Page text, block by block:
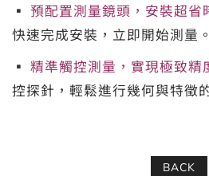
▪ 預配置測量鏡頭，安裝超省
快速完成安裝，立即開始測量。
▪ 精準觸控測量，實現極致精
控探針，輕鬆進行幾何與特徵
BACK